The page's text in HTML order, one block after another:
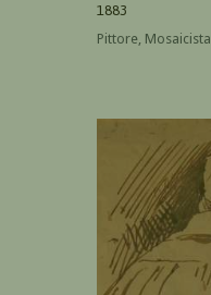
1883
Pittore, Mosaicista